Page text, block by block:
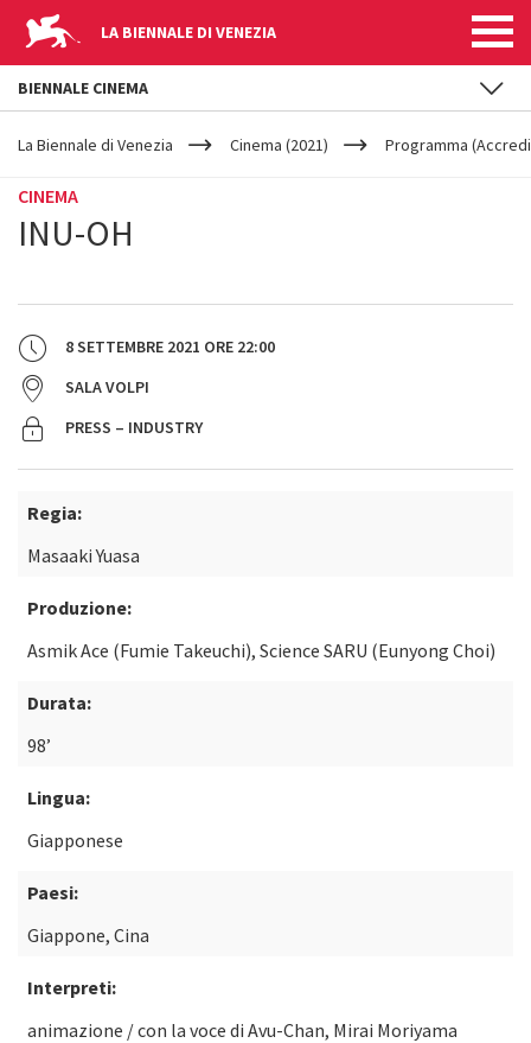
LA BIENNALE DI VENEZIA
YOUR
ARE
La Biennale di Venezia Cinema (2021) Programma
CINEMA
INU-OH
8 SETTEMBRE 2021 ORE 22:00
SALA VOLPI
PRESS – INDUSTRY
Regia:
Masaaki Yuasa
Produzione:
Asmik Ace (Fumie Takeuchi), Science SARU (Eunyong Choi)
Durata:
98’
Lingua:
Giapponese
Paesi:
Giappone, Cina
Interpreti:
animazione / con la voce di Avu-Chan, Mirai Moriyama
BIENNALE CINEMA